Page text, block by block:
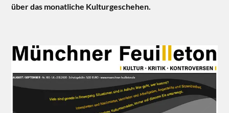
über das monatliche Kulturgeschehen.